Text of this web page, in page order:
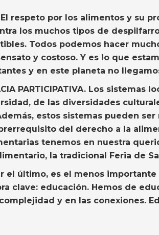
respeto por los alimentos y su
los muchos tipos de
Todos podemos hacer
y costoso. Y es lo que
y en este planeta no
PARTICIPATIVA. Los sistemas
de las diversidades
estos sistemas pueden
del derecho a la
tenemos en nuestra
la tradicional Feria de
el último, es el menos
clave: educación. Hemos de
y en las conexiones.